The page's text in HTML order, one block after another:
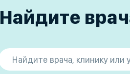
Найдите